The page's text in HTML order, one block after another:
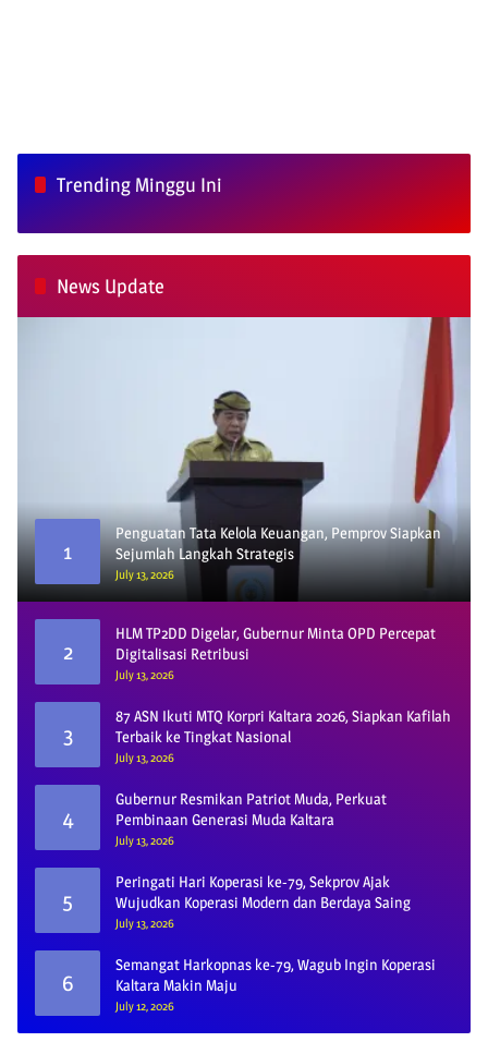
Trending Minggu Ini
News Update
1
Penguatan Tata Kelola Keuangan, Pemprov Siapkan
Sejumlah Langkah Strategis
July 13, 2026
2
HLM TP2DD Digelar, Gubernur Minta OPD Percepat
Digitalisasi Retribusi
July 13, 2026
3
87 ASN Ikuti MTQ Korpri Kaltara 2026, Siapkan Kafilah
Terbaik ke Tingkat Nasional
July 13, 2026
4
Gubernur Resmikan Patriot Muda, Perkuat
Pembinaan Generasi Muda Kaltara
July 13, 2026
5
Peringati Hari Koperasi ke-79, Sekprov Ajak
Wujudkan Koperasi Modern dan Berdaya Saing
July 13, 2026
6
Semangat Harkopnas ke-79, Wagub Ingin Koperasi
Kaltara Makin Maju
July 12, 2026